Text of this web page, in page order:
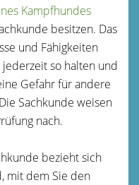
Kampfhundes
besitzen. Das
und Fähigkeiten
so halten und
Gefahr für andere
Sachkunde weisen
nach.
bezieht sich
mit dem Sie den